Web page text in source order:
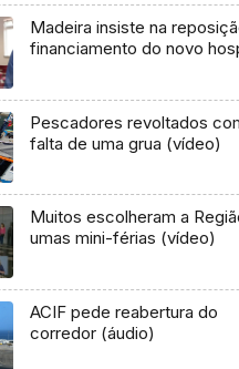
Madeira insiste na
financiamento do novo
Pescadores revoltados
falta de uma grua (vídeo)
Muitos escolheram a
umas mini-férias (vídeo)
ACIF pede reabertura do
corredor (áudio)